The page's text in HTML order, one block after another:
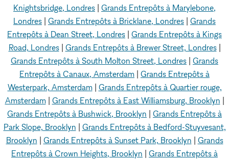
Knightsbridge, Londres Grands Entrepôts à Marylebone,
Londres Grands Entrepôts à Bricklane, Londres Grands
Entrepôts à Dean Street, Londres Grands Entrepôts à Kings
Road, Londres| Grands Entrepôts à Brewer Street, Londres|
Grands Entrepôts à South Molton Street, Londres Grands
Entrepôts à Canaux, Amsterdam Grands Entrepôts à
Westerpark, Amsterdam| Grands Entrepôts à Quartier rouge,
Amsterdam| Grands Entrepôts à East Williamsburg, Brooklyn
Grands Entrepôts à Bushwick, Brooklyn
Grands Entrepôts à
Park Slope, Brooklyn
Grands Entrepôts à Bedford-Stuyvesant,
Brooklyn
Grands Entrepôts à Sunset Park, Brooklyn
Grands
Entrepôts à Crown Heights, Brooklyn
Grands Entrepôts à